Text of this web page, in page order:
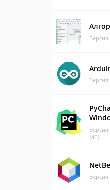
Версия:
МБ)